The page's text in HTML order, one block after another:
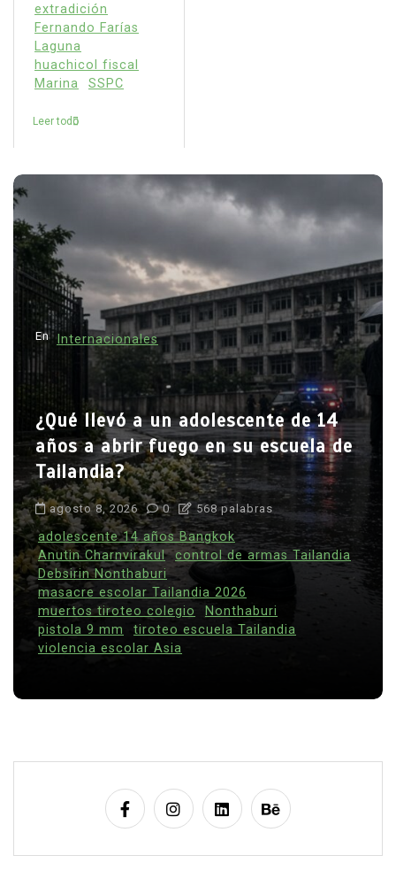
extradición
Fernando Farías
Laguna
huachicol fiscal
Marina
SSPC
Leer todo
En Internacionales
¿Qué llevó a un adolescente de 14
años a abrir fuego en su escuela de
Tailandia?
agosto 8, 2026 0 568 palabras
adolescente 14 años Bangkok
Anutin Charnvirakul
control de armas Tailandia
Debsirin Nonthaburi
masacre escolar Tailandia 2026
muertos tiroteo colegio
Nonthaburi
pistola 9 mm
tiroteo escuela Tailandia
violencia escolar Asia